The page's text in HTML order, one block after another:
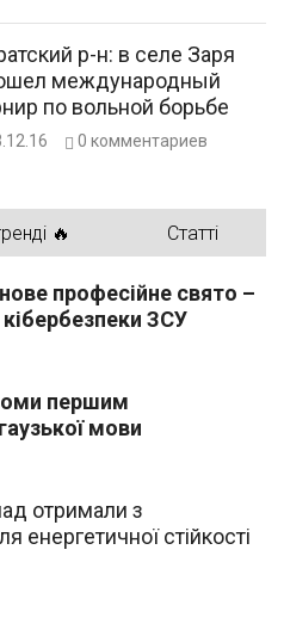
р-н: в селе Заря
международный
по вольной борьбе
0 комментариев
🔥 Статті
професійне свято –
кібербезпеки ЗСУ
першим
мови
отримали з
стійкості